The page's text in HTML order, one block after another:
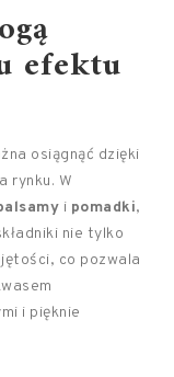
efektu
osiągnąć dzięki
rynku. W
i pomadki,
nie tylko
co pozwala
i pięknie